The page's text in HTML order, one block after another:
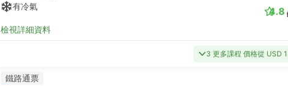
有冷氣
檢視詳細資料
4.8
3 更多課程 價格從 USD
鐵路通票